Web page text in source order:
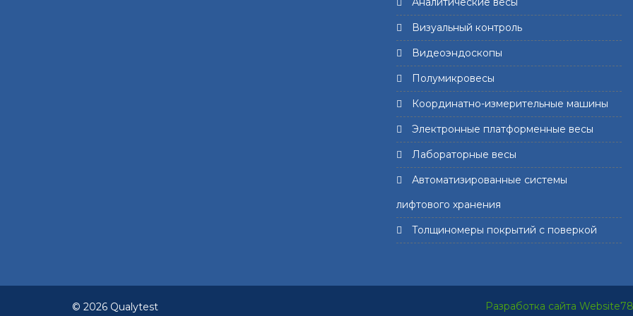
Визуальный контроль
Видеоэндоскопы
Полумикровесы
Координатно-измерительные машины
Электронные платформенные весы
Лабораторные весы
Автоматизированные системы
лифтового хранения
Толщиномеры покрытий с поверкой
Разработка сайта Website78
© 2026 Qualytest